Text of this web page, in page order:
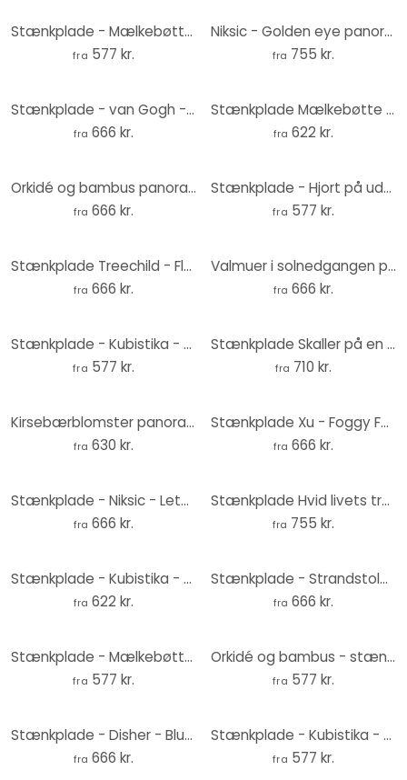
Stænkplade - Mælkebøttepoesi
fra 577 kr.
Niksic - Golden eye panorama - stænkplade
fra 755 kr.
Stænkplade - van Gogh - Mandelblomst blå - Panorama
fra 666 kr.
Stænkplade Mælkebøtte i morgendug - Treechild
fra 622 kr.
Orkidé og bambus panorama - stænkplade
fra 666 kr.
Stænkplade - Hjort på udkig
fra 577 kr.
Stænkplade Treechild - Flower Dreams
fra 666 kr.
Valmuer i solnedgangen panorama - Stænkplade
fra 666 kr.
Stænkplade - Kubistika - Shimmer in the dark
fra 577 kr.
Stænkplade Skaller på en solrig strand - Treechild - Panorama
fra 710 kr.
Kirsebærblomster panorama - Stænkplade
fra 630 kr.
Stænkplade Xu - Foggy Forest
fra 666 kr.
Stænkplade - Niksic - Lethed
fra 666 kr.
Stænkplade Hvid livets træ abstrakt - Grande - Panorama
fra 755 kr.
Stænkplade - Kubistika - Gylden gren
fra 622 kr.
Stænkplade - Strandstole ved Østersøen
fra 666 kr.
Stænkplade - Mælkebøtter
fra 577 kr.
Orkidé og bambus - stænkplade
fra 577 kr.
Stænkplade - Disher - Blue Frozen
fra 666 kr.
Stænkplade - Kubistika - Gyldne blade
fra 577 kr.